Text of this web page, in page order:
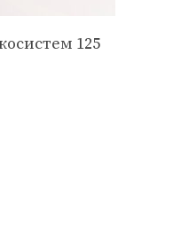
125